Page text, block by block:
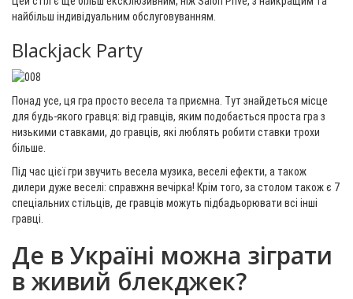
найбільш індивідуальним обслуговуванням.
Blackjack Party
Понад усе, ця гра просто весела та приємна. Тут знайдеться місце
для будь-якого гравця: від гравців, яким подобається проста гра з
низькими ставками, до гравців, які люблять робити ставки трохи
більше.
Під час цієї гри звучить весела музика, веселі ефекти, а також
дилери дуже веселі: справжня вечірка! Крім того, за столом також є 7
спеціальних стільців, де гравців можуть підбадьорювати всі інші
гравці.
Де в Україні можна зіграти
в живий блекджек?